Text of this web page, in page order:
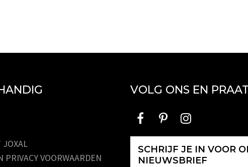
JOXAL
PRIVACY VOORWAARDEN
VOLG ONS EN
SCHRIJF JE IN VOOR
NIEUWSBRIEF